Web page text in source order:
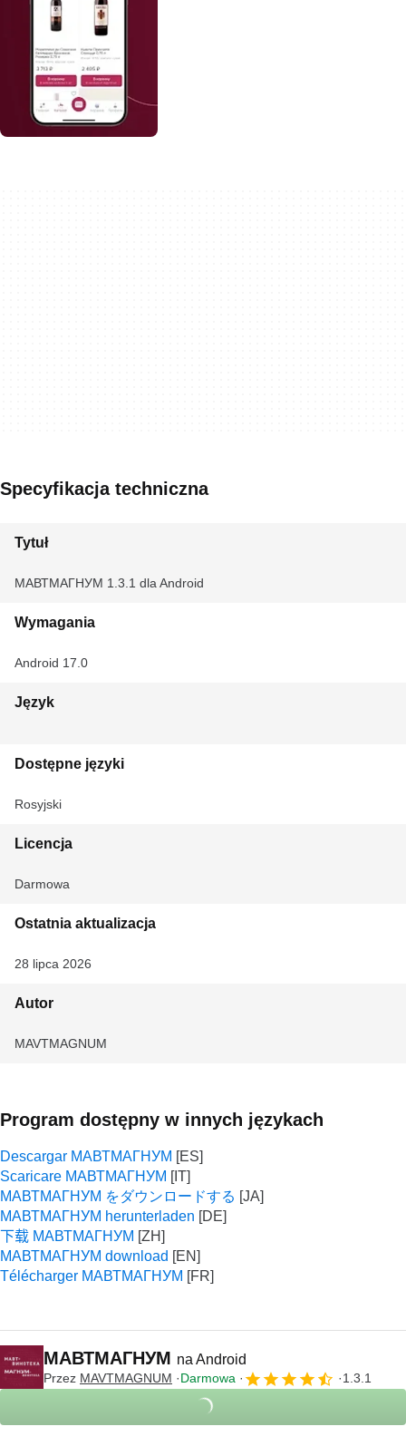
Specyfikacja techniczna
Tytuł
МАВТМАГНУМ 1.3.1 dla Android
Wymagania
Android 17.0
Język
Dostępne języki
Rosyjski
Licencja
Darmowa
Ostatnia aktualizacja
28 lipca 2026
Autor
MAVTMAGNUM
Program dostępny w innych językach
Descargar МАВТМАГНУМ
Scaricare МАВТМАГНУМ
МАВТМАГНУМ をダウンロードする
МАВТМАГНУМ herunterladen
下载 МАВТМАГНУМ
МАВТМАГНУМ download
Télécharger МАВТМАГНУМ
МАВТМАГНУМ na Android
Przez MAVTMAGNUM Darmowa 1.3.1